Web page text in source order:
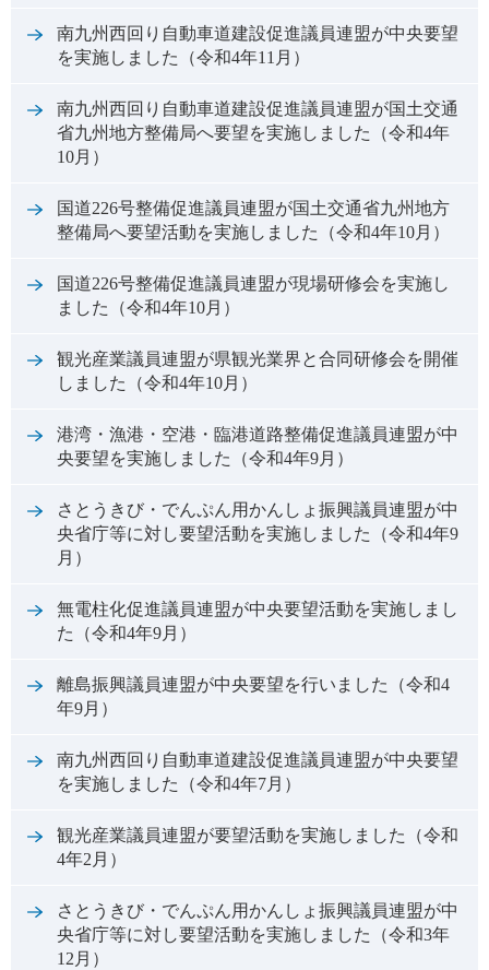
南九州西回り自動車道建設促進議員連盟が中央要望
を実施しました（令和4年11月）
南九州西回り自動車道建設促進議員連盟が国土交通
省九州地方整備局へ要望を実施しました（令和4年
10月）
国道226号整備促進議員連盟が国土交通省九州地方
整備局へ要望活動を実施しました（令和4年10月）
国道226号整備促進議員連盟が現場研修会を実施し
ました（令和4年10月）
観光産業議員連盟が県観光業界と合同研修会を開催
しました（令和4年10月）
港湾・漁港・空港・臨港道路整備促進議員連盟が中
央要望を実施しました（令和4年9月）
さとうきび・でんぷん用かんしょ振興議員連盟が中
央省庁等に対し要望活動を実施しました（令和4年9
月）
無電柱化促進議員連盟が中央要望活動を実施しまし
た（令和4年9月）
離島振興議員連盟が中央要望を行いました（令和4
年9月）
南九州西回り自動車道建設促進議員連盟が中央要望
を実施しました（令和4年7月）
観光産業議員連盟が要望活動を実施しました（令和
4年2月）
さとうきび・でんぷん用かんしょ振興議員連盟が中
央省庁等に対し要望活動を実施しました（令和3年
12月）